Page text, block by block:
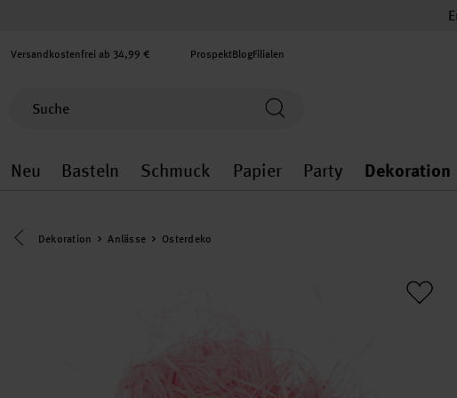
Versandkostenfrei ab 34,99 € ProspektBlogFilialen
Neu
Neu general.openMenu
Basteln
Basteln general.openMenu
Schmuck
Schmuck general.openMenu
Papier
Papier
Party
Party
Dekoration
Eine Kategorie zurück navigieren
Dekoration Anlässe Osterdeko